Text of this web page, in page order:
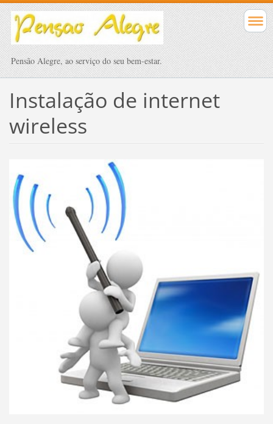
Pensão Alegre, ao serviço do seu bem-estar.
Instalação de internet
wireless